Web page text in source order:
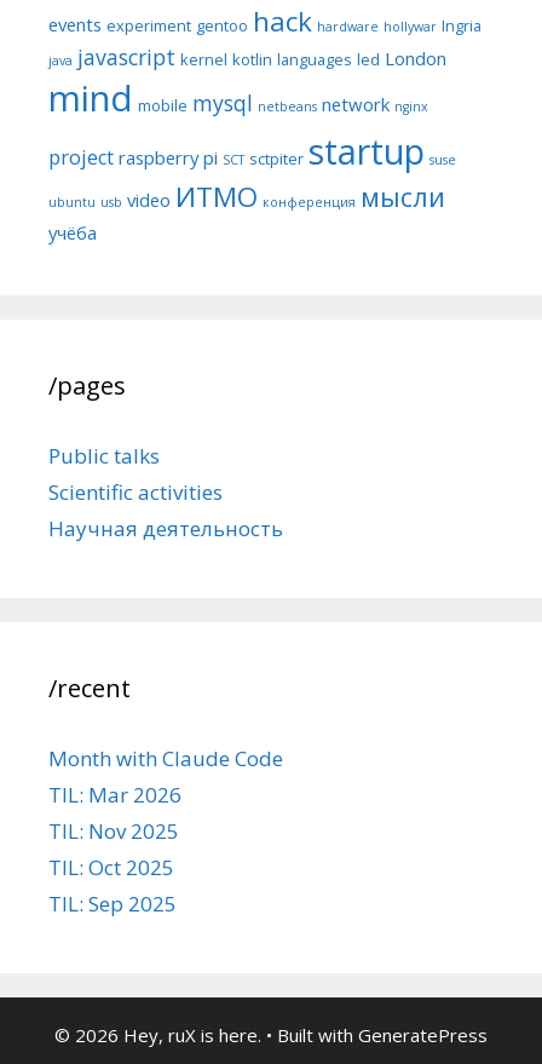
events experiment gentoo hack hardware hollywar Ingria
java javascript kernel kotlin languages led London
mind mobile mysql netbeans network nginx
project raspberry pi SCT sctpiter startup suse
ubuntu usb video ИТМО конференция мысли
учёба
/pages
Public talks
Scientific activities
Научная деятельность
/recent
Month with Claude Code
TIL: Mar 2026
TIL: Nov 2025
TIL: Oct 2025
TIL: Sep 2025
© 2026 Hey, ruX is here. • Built with GeneratePress